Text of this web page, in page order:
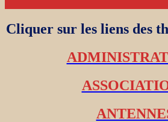
Cliquer sur les liens des